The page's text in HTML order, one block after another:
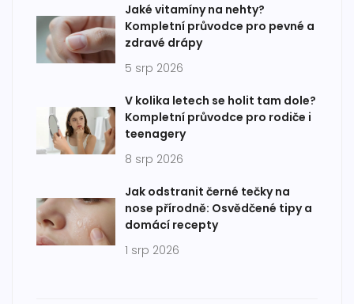
Jaké vitamíny na nehty?
Kompletní průvodce pro pevné a
zdravé drápy
5 srp 2026
V kolika letech se holit tam dole?
Kompletní průvodce pro rodiče i
teenagery
8 srp 2026
Jak odstranit černé tečky na
nose přírodně: Osvědčené tipy a
domácí recepty
1 srp 2026